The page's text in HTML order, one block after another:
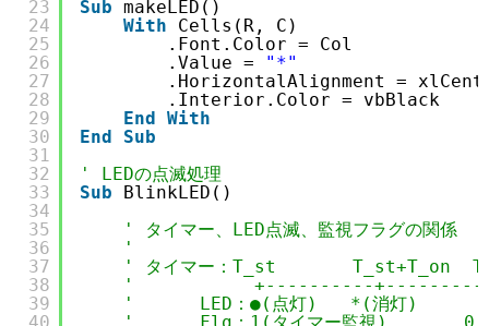
23
24
25
26
27
28
29
30
31
32
33
34
35
36
37
38
39
Sub makeLED()
With
Cells(R, C)
.Font.Color =
.Value =
"*"
.HorizontalAlignment =
.Interior.Color =
End With
End
Sub
' LEDの点滅処理
Sub
BlinkLED()
' タイマー、LED点滅、監視フラグの関係
'
' タイマー：T_st       T_st+T_on
'           +----------
'      LED：●(点灯)   *(消灯)